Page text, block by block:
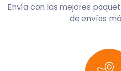
Envía con las mejores
de envíos